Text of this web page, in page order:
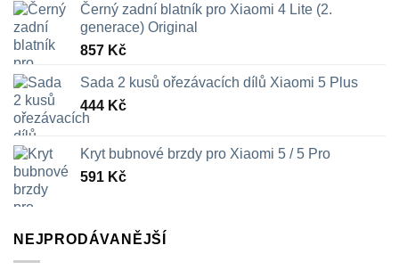
Černý zadní blatník pro Xiaomi 4 Lite (2.
generace) Original
857 Kč
Sada 2 kusů ořezávacích dílů Xiaomi 5 Plus
444 Kč
Kryt bubnové brzdy pro Xiaomi 5 / 5 Pro
591 Kč
NEJPRODÁVANĚJŠÍ